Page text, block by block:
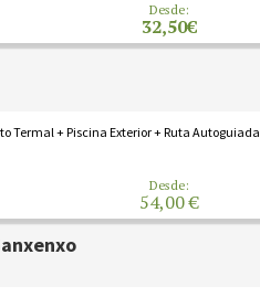
Desde:
32,50€
Termal + Piscina Exterior + Ruta Autoguiada
Desde:
54,00 €